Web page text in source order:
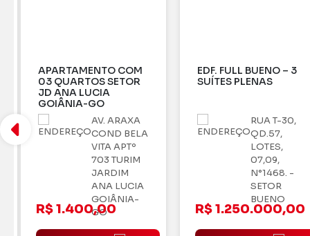
APARTAMENTO COM
03 QUARTOS SETOR
JD ANA LUCIA
GOIÂNIA-GO
AV. ARAXA
COND BELA
VITA APTº
703 TURIM
JARDIM
ANA LUCIA
GOIÂNIA-
GO
R$ 1.400,00
EDF. FULL BUENO – 3
SUÍTES PLENAS
RUA T-30,
QD.57,
LOTES,
07,09,
N°1468. -
SETOR
BUENO
R$ 1.250.000,00